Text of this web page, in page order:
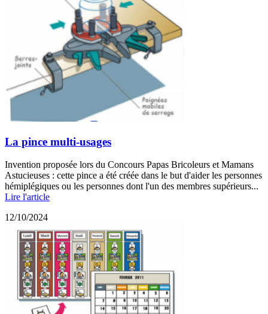
La pince multi-usages
Invention proposée lors du Concours Papas Bricoleurs et Mamans
Astucieuses : cette pince a été créée dans le but d'aider les personnes
hémiplégiques ou les personnes dont l'un des membres supérieurs...
Lire l'article
12/10/2024